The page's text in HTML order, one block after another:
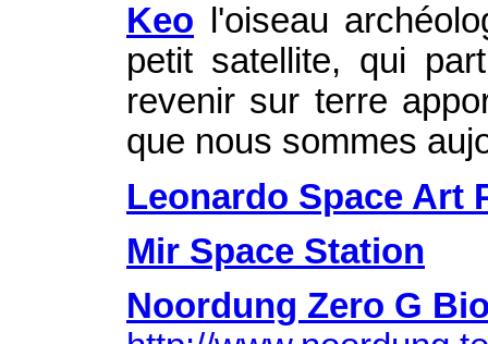
Keo l'oiseau
petit satellite, qui
revenir sur terre
que nous sommes
Leonardo Space Art
Mir Space Station
Noordung Zero G